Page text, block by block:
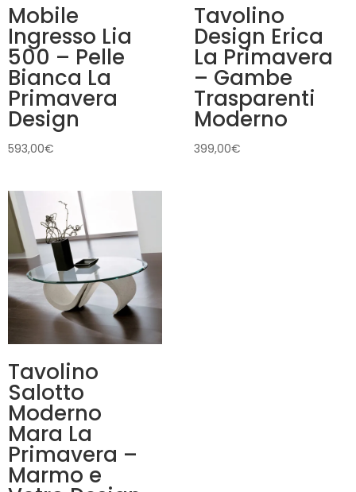
Mobile
Ingresso Lia
500 – Pelle
Bianca La
Primavera
Design
593,00€
Tavolino
Design Erica
La Primavera
– Gambe
Trasparenti
Moderno
399,00€
Tavolino
Salotto
Moderno
Mara La
Primavera –
Marmo e